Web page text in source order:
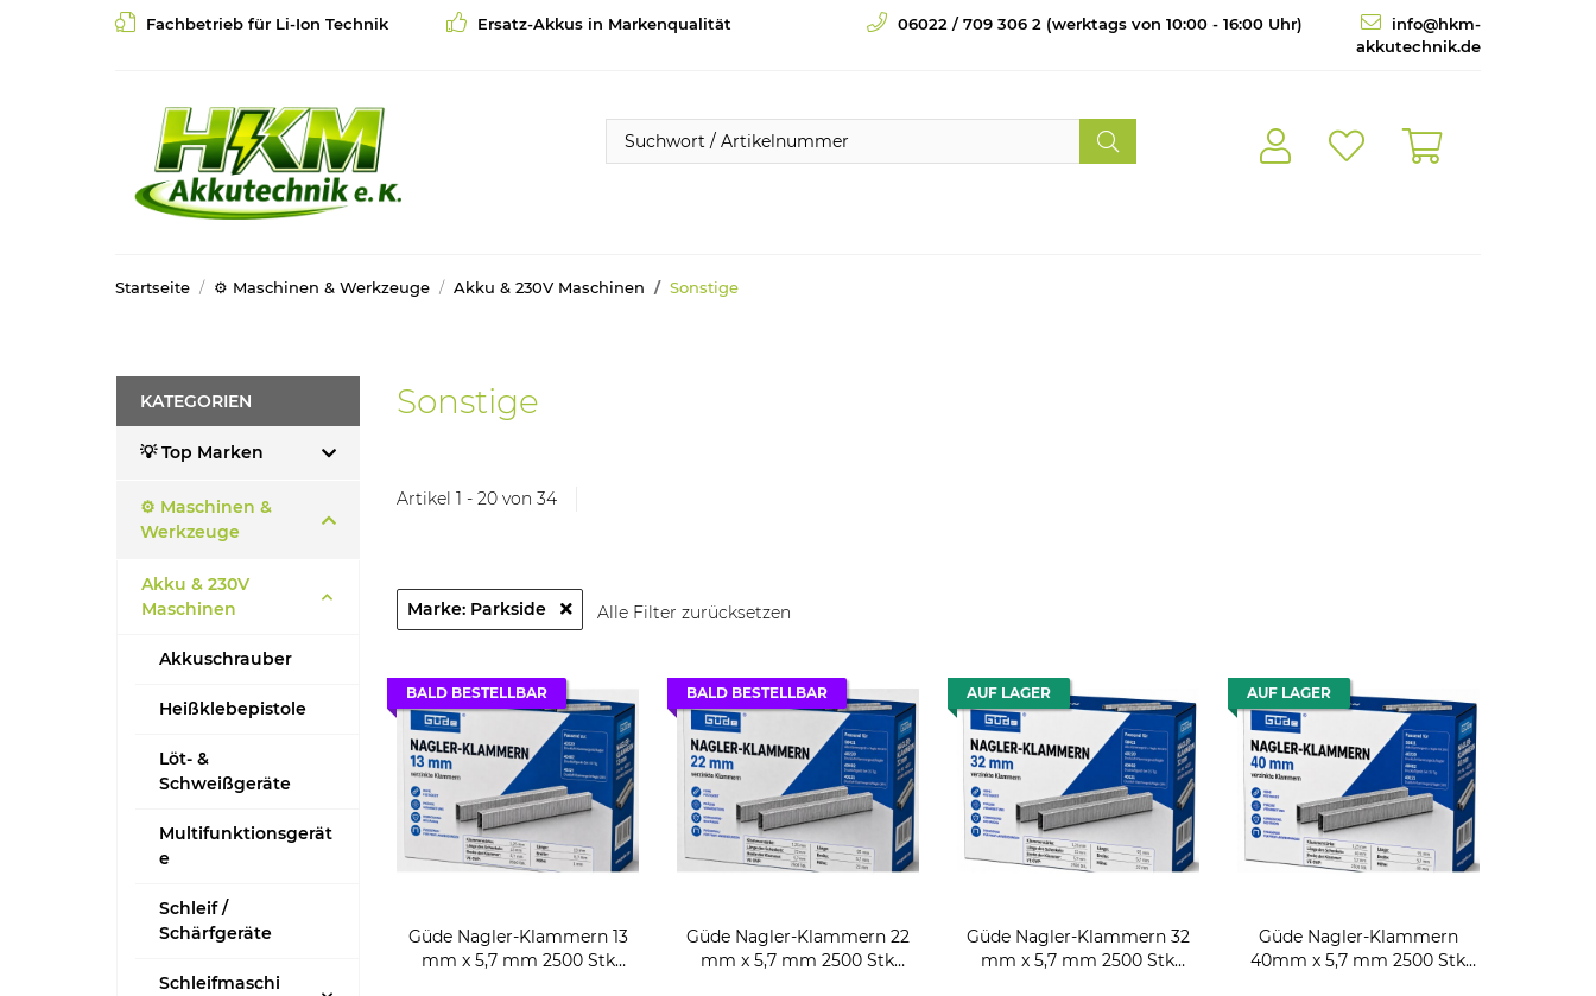
Fachbetrieb für Li-Ion Technik Ersatz-Akkus in Markenqualität 06022 / 709 306 2 (werktags von 10:00 - 16:00 Uhr)
info@hkm-
akkutechnik.de
Startseite ⚙️ Maschinen & Werkzeuge Akku & 230V Maschinen Sonstige
Sonstige
Artikel 1 - 20 von 34
Marke: Parkside Alle Filter zurücksetzen
BALD BESTELLBAR
Güde Nagler-Klammern 13
mm x 5,7 mm 2500 Stk
BALD BESTELLBAR
Güde Nagler-Klammern 22
mm x 5,7 mm 2500 Stk
AUF LAGER
Güde Nagler-Klammern 32
mm x 5,7 mm 2500 Stk
AUF LAGER
Güde Nagler-Klammern
40mm x 5,7 mm 2500 Stk
KATEGORIEN
💡 Top Marken
⚙️ Maschinen &
Werkzeuge
Akku & 230V
Maschinen
Akkuschrauber
Heißklebepistole
Löt- &
Schweißgeräte
Multifunktionsgerät
e
Schleif /
Schärfgeräte
Schleifmaschi